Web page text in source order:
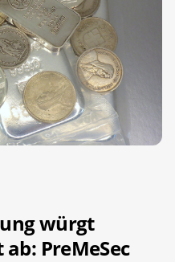
würgt
PreMeSec